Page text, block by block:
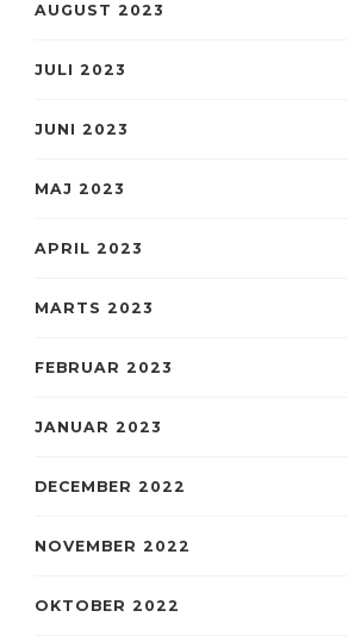
AUGUST 2023
JULI 2023
JUNI 2023
MAJ 2023
APRIL 2023
MARTS 2023
FEBRUAR 2023
JANUAR 2023
DECEMBER 2022
NOVEMBER 2022
OKTOBER 2022